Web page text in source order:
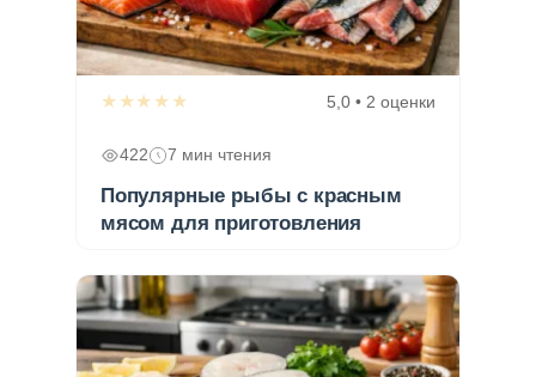
★★★★★ 5,0 • 2 оценки
422 7 мин чтения
Популярные рыбы с красным
мясом для приготовления